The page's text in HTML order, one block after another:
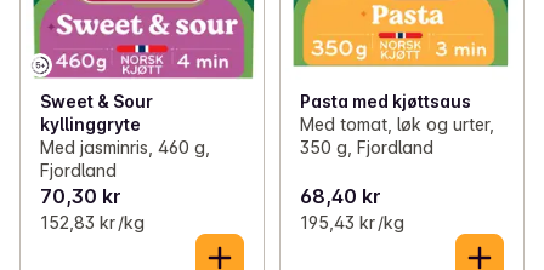
Sweet & Sour
kyllinggryte
Med jasminris, 460 g,
Fjordland
70,30 kr
152,83 kr /kg
Pasta med kjøttsaus
Med tomat, løk og urter,
350 g, Fjordland
68,40 kr
195,43 kr /kg